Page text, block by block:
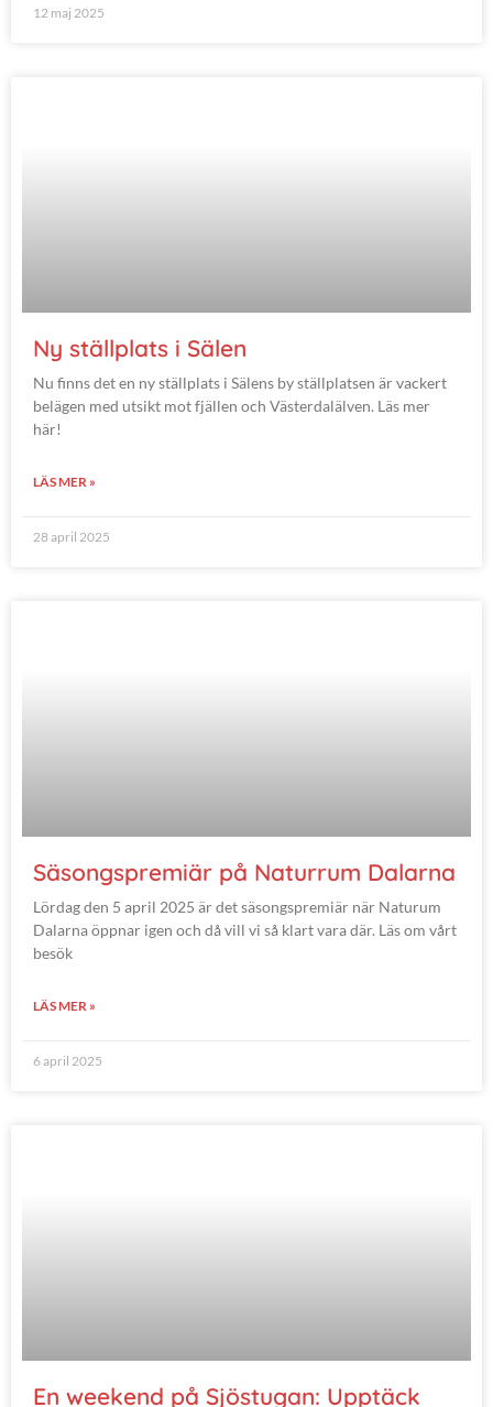
12 maj 2025
Ny ställplats i Sälen
Nu finns det en ny ställplats i Sälens by ställplatsen är vackert
belägen med utsikt mot fjällen och Västerdalälven. Läs mer
här!
LÄS MER »
28 april 2025
Säsongspremiär på Naturrum Dalarna
Lördag den 5 april 2025 är det säsongspremiär när Naturum
Dalarna öppnar igen och då vill vi så klart vara där. Läs om vårt
besök
LÄS MER »
6 april 2025
En weekend på Sjöstugan: Upptäck